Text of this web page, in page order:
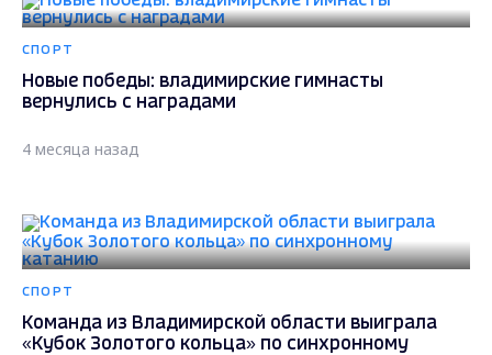
СПОРТ
Новые победы: владимирские гимнасты
вернулись с наградами
4 месяца назад
СПОРТ
Команда из Владимирской области выиграла
«Кубок Золотого кольца» по синхронному